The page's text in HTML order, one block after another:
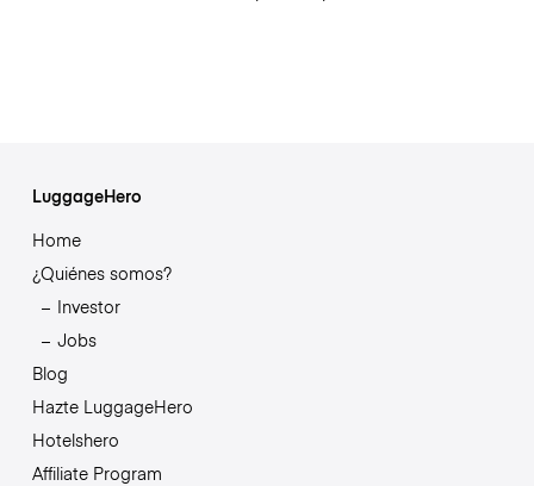
LuggageHero
Home
¿Quiénes somos?
Investor
Jobs
Blog
Hazte LuggageHero
Hotelshero
Affiliate Program